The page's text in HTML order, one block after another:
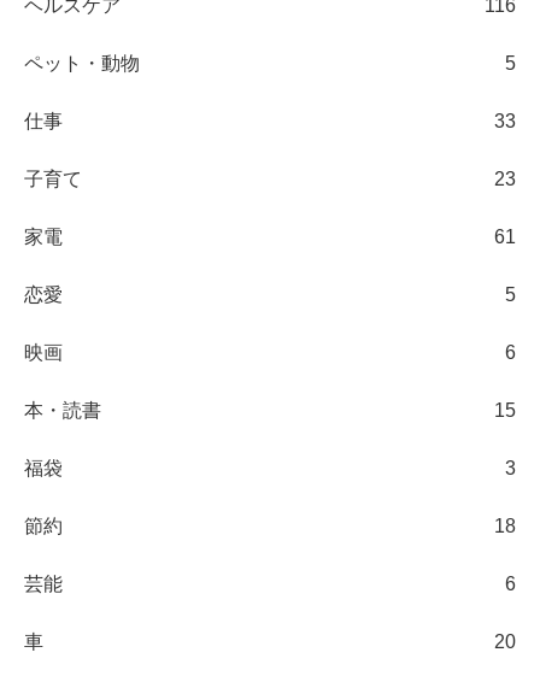
ヘルスケア 116
ペット・動物 5
仕事 33
子育て 23
家電 61
恋愛 5
映画 6
本・読書 15
福袋 3
節約 18
芸能 6
車 20